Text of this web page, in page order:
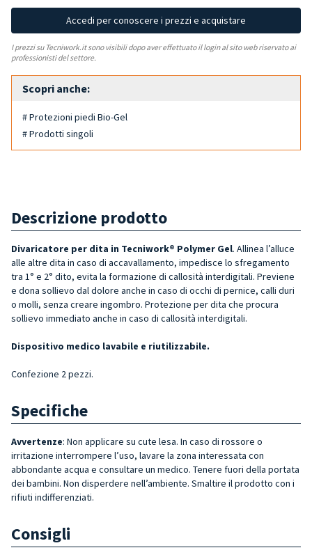
Accedi per conoscere i prezzi e acquistare
I prezzi su Tecniwork.it sono visibili dopo aver effettuato il login al sito web riservato ai
professionisti del settore.
Scopri anche:
# Protezioni piedi Bio-Gel
# Prodotti singoli
Descrizione prodotto
Divaricatore per dita in Tecniwork® Polymer Gel. Allinea l’alluce
alle altre dita in caso di accavallamento, impedisce lo sfregamento
tra 1° e 2° dito, evita la formazione di callosità interdigitali. Previene
e dona sollievo dal dolore anche in caso di occhi di pernice, calli duri
o molli, senza creare ingombro. Protezione per dita che procura
sollievo immediato anche in caso di callosità interdigitali.
Dispositivo medico lavabile e riutilizzabile.
Confezione 2 pezzi.
Specifiche
Avvertenze: Non applicare su cute lesa. In caso di rossore o
irritazione interrompere l’uso, lavare la zona interessata con
abbondante acqua e consultare un medico. Tenere fuori della portata
dei bambini. Non disperdere nell’ambiente. Smaltire il prodotto con i
rifiuti indifferenziati.
Consigli